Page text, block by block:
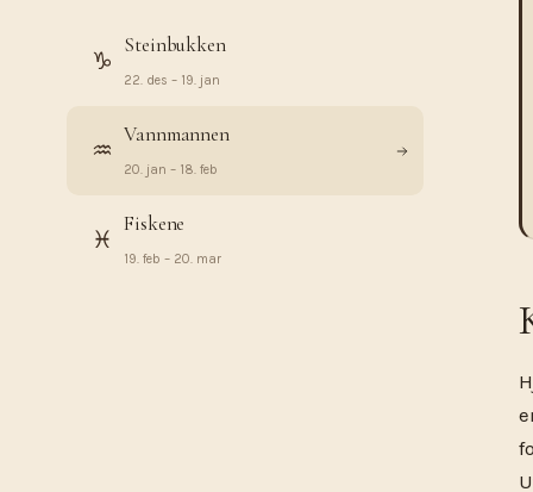
♑︎
Steinbukken
22. des – 19. jan
♒︎
Vannmannen
20. jan – 18. feb
♓︎
Fiskene
19. feb – 20. mar